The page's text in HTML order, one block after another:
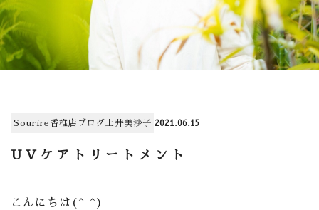
Sourire香椎店 ブログ土井美沙子 2021.06.15
UVケアトリートメント
こんにちは(^ ^)